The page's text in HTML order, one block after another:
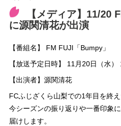
【メディア】11/20
に源関清花が出演
【番組名】 FM FUJI「Bumpy」
【放送予定日時】 11月20日（水）
【出演者】源関清花
FCふじざくら山梨での1年目を終え
今シーズンの振り返りや一番印象
届けします。